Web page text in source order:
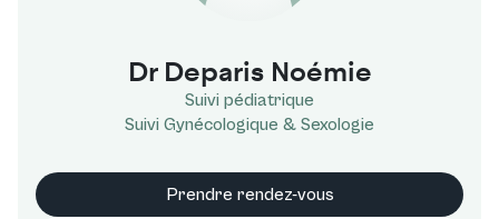
Dr Deparis Noémie
Suivi pédiatrique
Suivi Gynécologique & Sexologie
Prendre rendez-vous